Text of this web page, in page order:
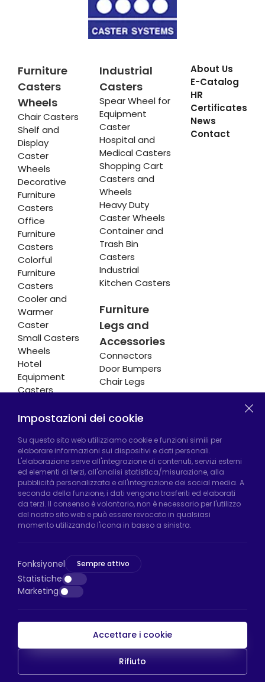
Furniture
Casters
Wheels
Chair Casters
Shelf and
Display
Caster
Wheels
Decorative
Furniture
Casters
Office
Furniture
Casters
Colorful
Furniture
Casters
Cooler and
Warmer
Caster
Small Casters
Wheels
Hotel
Equipment
Casters
Industrial
Casters
Spear Wheel for
Equipment
Caster
Hospital and
Medical Casters
Shopping Cart
Casters and
Wheels
Heavy Duty
Caster Wheels
Container and
Trash Bin
Casters
Industrial
Kitchen Casters
Furniture
Legs and
Accessories
Connectors
Door Bumpers
Chair Legs
About Us
E-Catalog
HR
Certificates
News
Contact
Fabbrica di Hadımköy:Atatürk Industrial Zone,
Uzunçayır Street, No:11 Hadımköy, 34555
Arnavutköy/Istanbul
Telefono:+90 212 640 66 46
Email:export@htsteker.com
Negozio Bayrampasa:Kocatepe
Bayrampaşa/Istanbul
Telefono:+90 530 044 64 87
Email:info@htsteker.com
Pagamento HTS
Impostazioni dei cookie
Su questo sito web utilizziamo cookie e funzioni simili per
elaborare informazioni sui dispositivi e dati personali.
L'elaborazione serve all'integrazione di contenuti, servizi esterni
ed elementi di terzi, all'analisi statistica/misurazione, alla
pubblicità personalizzata e all'integrazione dei social media. A
seconda della funzione, i dati vengono trasferiti ed elaborati
da terzi. Il consenso è volontario, non è necessario per l'utilizzo
del nostro sito web e può essere revocato in qualsiasi
momento utilizzando l'icona in basso a sinistra.
Fonksiyonel Sempre attivo
Statistiche
Marketing
Accettare i cookie
Rifiuto